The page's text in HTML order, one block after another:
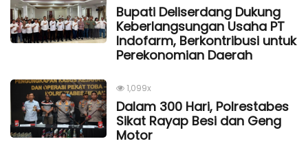
Bupati Deliserdang Dukung
Keberlangsungan Usaha PT
Indofarm, Berkontribusi untuk
Perekonomian Daerah
1,099x
Dalam 300 Hari, Polrestabes
Sikat Rayap Besi dan Geng
Motor